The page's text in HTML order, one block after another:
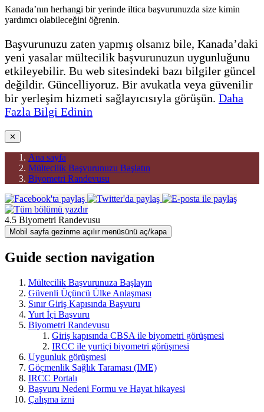
Kanada’nın herhangi bir yerinde iltica başvurunuzda size kimin
yardımcı olabileceğini öğrenin.
Başvurunuzu zaten yapmış olsanız bile, Kanada’daki
yeni yasalar mültecilik başvurunuzun uygunluğunu
etkileyebilir. Bu web sitesindeki bazı bilgiler güncel
değildir. Güncelliyoruz. Bir avukatla veya güvenilir
bir yerleşim hizmeti sağlayıcısıyla görüşün. Daha
Fazla Bilgi Edinin
✕
Ana sayfa
Mültecilik Başvurunuzu Başlatın
Biyometri Randevusu
4.5 Biyometri Randevusu
Mobil sayfa gezinme açılır menüsünü aç/kapa
Guide section navigation
Mültecilik Başvurunuza Başlayın
Güvenli Üçüncü Ülke Anlaşması
Sınır Giriş Kapısında Başvuru
Yurt İçi Başvuru
Biyometri Randevusu
Giriş kapısında CBSA ile biyometri görüşmesi
IRCC ile yurtiçi biyometri görüşmesi
Uygunluk görüşmesi
Göçmenlik Sağlık Taraması (IME)
IRCC Portalı
Başvuru Nedeni Formu ve Hayat hikayesi
Çalışma izni